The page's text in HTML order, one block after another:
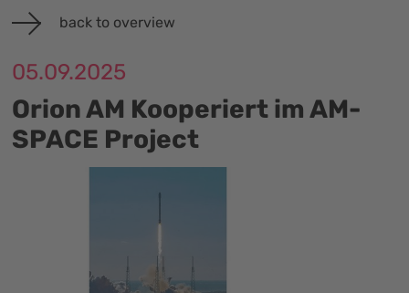
back to overview
05.09.2025
Orion AM Kooperiert im AM-
SPACE Project